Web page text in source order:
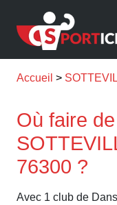
Accueil
Où faire
76300 ?
Avec 1 club de